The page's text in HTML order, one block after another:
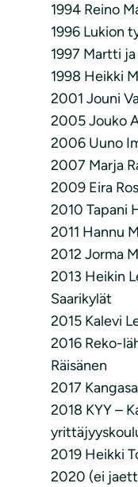
1994 Reino
1996 Lukion
1997 Martti
1998 Heikki
2001 Jouni
2005 Jouko
2006 Uuno
2007 Marja
2009 Eira
2010 Tapani
2011 Hannu
2012 Jorma
2013 Heikin
Saarikylät
2015 Kalevi
2016 Reko-
Räisänen
2017
2018 KYY –
2019 Heikki
2020 (ei